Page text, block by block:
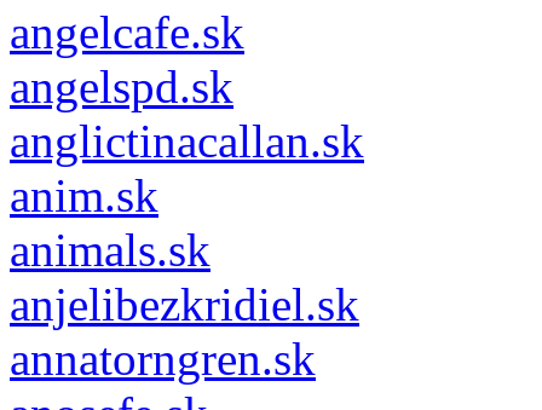
angelcafe.sk
angelspd.sk
anglictinacallan.sk
anim.sk
animals.sk
anjelibezkridiel.sk
annatorngren.sk